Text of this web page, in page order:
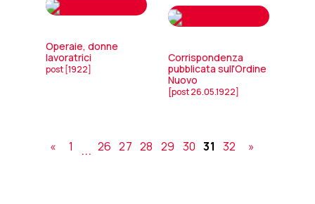
Operaie, donne
lavoratrici
post [1922]
Corrispondenza
pubblicata sull'Ordine
Nuovo
[post 26.05.1922]
« 1 ... 26 27 28 29 30 31 32 »